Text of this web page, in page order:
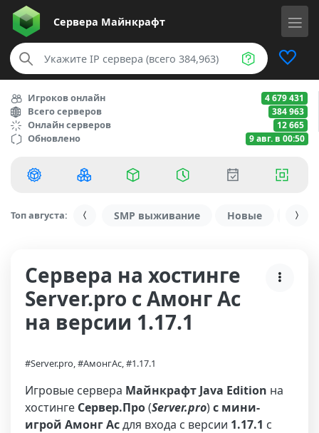
Сервера Майнкрафт
Игроков онлайн 4 679 431
Всего серверов 384 963
Онлайн серверов 12 665
Обновлено 9 авг. в 00:50
Топ августа: SMP выживание Новые С
Сервера на хостинге
Server.pro с Амонг Ас
на версии 1.17.1
#Server.pro, #АмонгАс, #1.17.1
Игровые сервера Майнкрафт Java Edition на
хостинге Сервер.Про(Server.pro)с мини-
игрой Амонг Асдля входа с версии 1.17.1 с